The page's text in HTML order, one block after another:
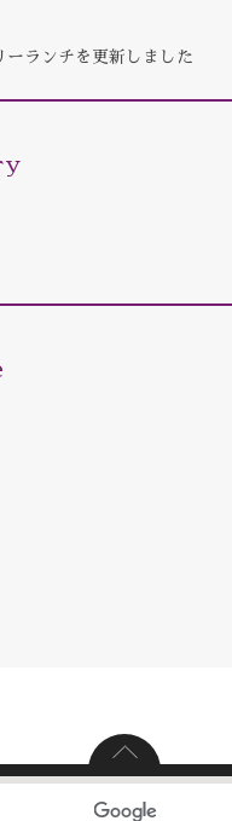
ーランチを更新しました